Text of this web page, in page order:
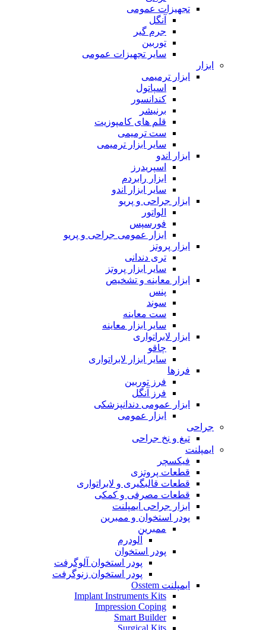
تجهیزات عمومی
آنگل
جرم گیر
توربین
سایر تجهیزات عمومی
ابزار
ابزار ترمیمی
اسپاتول
کندانسور
برنیشر
قلم های کامپوزیت
ست ترمیمی
سایر ابزار ترمیمی
ابزار اندو
اسپریدرز
ابزار رابردم
سایر ابزار اندو
ابزار جراحی و پریو
الواتور
فورسپس
ابزار عمومی جراحی و پریو
ابزار پروتز
تری دندانی
سایر ابزار پروتز
ابزار معاینه و تشخیص
پنس
سوند
ست معاینه
سایر ابزار معاینه
ابزار لابراتواری
چاقو
سایر ابزار لابراتواری
فرزها
فرز توربین
فرز آنگل
ابزار عمومی دندانپزشکی
ابزار عمومی
جراحی
تیغ و نخ جراحی
ایمپلنت
فیکسچر
قطعات پروتزی
قطعات قالبگیری و لابراتواری
قطعات مصرفی و کمکی
ابزار جراحی ایمپلنت
پودر استخوان و ممبرین
ممبرین
آلودرم
پودر استخوان
پودر استخوان آلوگرفت
پودر استخوان زنوگرفت
ایمپلنت Osstem
Implant Instruments Kits
Impression Coping
Smart Builder
Surgical Kits